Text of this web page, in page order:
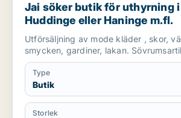
Jai söker butik för uthyrning
Huddinge eller Haninge m.fl.
Utförsäljning av mode kläder , skor,
smycken, gardiner, lakan.
Type
Butik
Storlek